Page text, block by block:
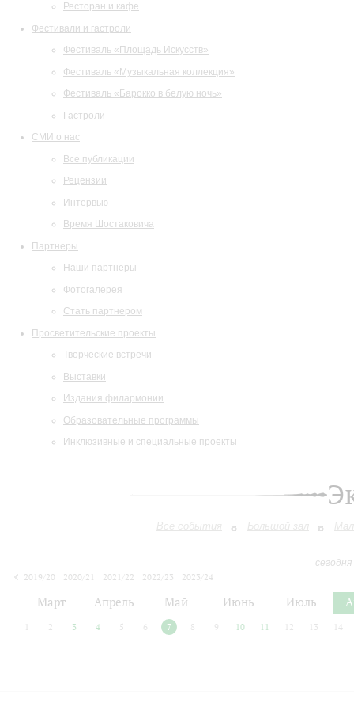
Ресторан и кафе
Фестивали и гастроли
Фестиваль «Площадь Искусств»
Фестиваль «Музыкальная коллекция»
Фестиваль «Барокко в белую ночь»
Гастроли
СМИ о нас
Все публикации
Рецензии
Интервью
Время Шостаковича
Партнеры
Наши партнеры
Фотогалерея
Стать партнером
Просветительские проекты
Творческие встречи
Выставки
Издания филармонии
Образовательные программы
Инклюзивные и специальные проекты
Все события Большой зал
2019/20
2020/21 2021/22 2022/23
2023/24
Март Апрель Май Июнь Июль
2 3 4 5 6 7 8 9 10 11 12 13 14